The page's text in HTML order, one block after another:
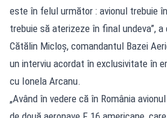
este în felul următor : avionul trebuie
trebuie să aterizeze în final undeva”,
Cătălin Micloș, comandantul Bazei
un interviu acordat în exclusivitate în
cu Ionela Arcanu.
„Având în vedere că în România